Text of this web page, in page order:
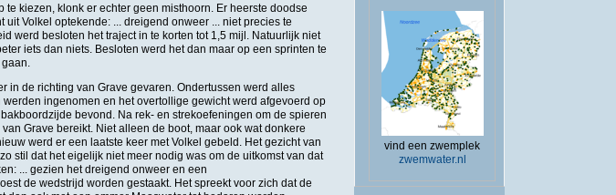
kiezen, klonk er echter geen misthoorn. Er heerste doodse
Volkel optekende: ... dreigend onweer ... niet precies te
werd besloten het traject in te korten tot 1,5 mijl. Natuurlijk niet
iets dan niets. Besloten werd het dan maar op een sprinten te
in de richting van Grave gevaren. Ondertussen werd alles
ingenomen en het overtollige gewicht werd afgevoerd op
bevond. Na rek- en strekoefeningen om de spieren
Grave bereikt. Niet alleen de boot, maar ook wat donkere
werd er een laatste keer met Volkel gebeld. Het gezicht van
stil dat het eigelijk niet meer nodig was om de uitkomst van dat
... gezien het dreigend onweer en een
de wedstrijd worden gestaakt. Het spreekt voor zich dat de
vind een zwemplek
zwemwater.nl